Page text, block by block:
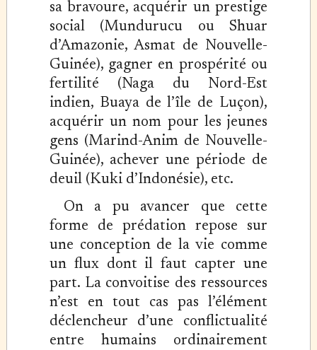
sa bravoure, acquérir un prestige
social (Mundurucu ou Shuar
d’Amazonie, Asmat de Nouvelle-
Guinée), gagner en prospérité ou
fertilité (Naga du Nord-Est
indien, Buaya de l’île de Luçon),
acquérir un nom pour les jeunes
gens (Marind-Anim de Nouvelle-
Guinée), achever une période de
deuil (Kuki d’Indonésie), etc.
On a pu avancer que cette
forme de prédation repose sur
une conception de la vie comme
un flux dont il faut capter une
part. La convoitise des ressources
n’est en tout cas pas l’élément
déclencheur d’une conflictualité
entre humains ordinairement